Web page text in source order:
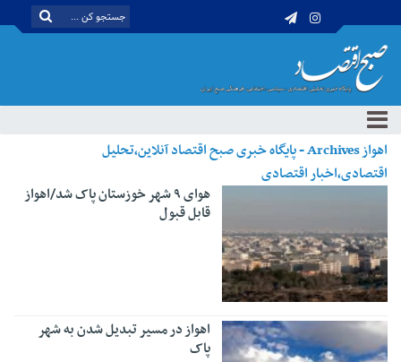
اهواز Archives - پایگاه خبری صبح اقتصاد آنلاین،تحلیل
اقتصادی،اخبار اقتصادی
هوای ۹ شهر خوزستان پاک شد/اهواز
قابل قبول
اهواز در مسیر تبدیل شدن به شهر
پاک